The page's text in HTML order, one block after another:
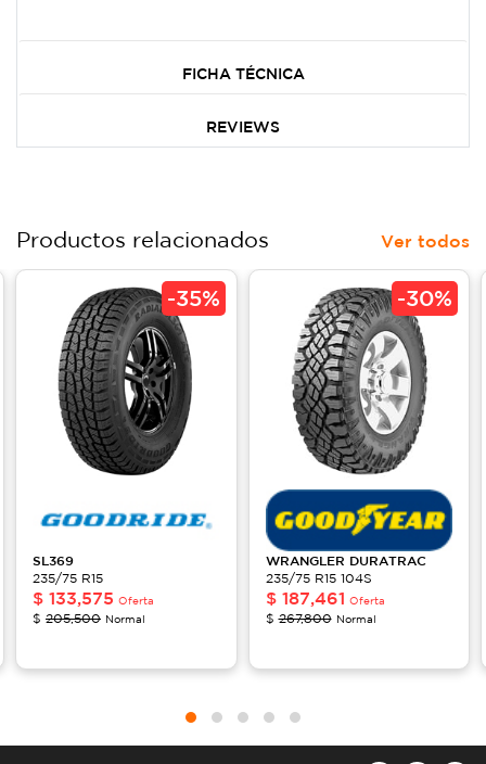
FICHA TÉCNICA
REVIEWS
Productos relacionados Ver todos
-35%
SL369
235/75 R15
$ 133,575 Oferta
$ 205,500 Normal
-30%
WRANGLER DURATRAC
235/75 R15 104S
$ 187,461 Oferta
$267,800 Normal